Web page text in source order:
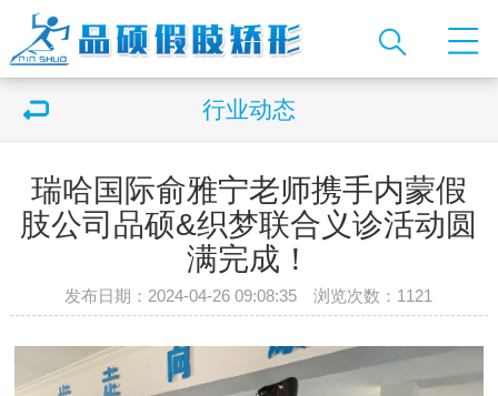
行业动态
瑞哈国际俞雅宁老师携手内蒙假
肢公司品硕&织梦联合义诊活动圆
满完成！
发布日期：2024-04-26 09:08:35 浏览次数： 1121